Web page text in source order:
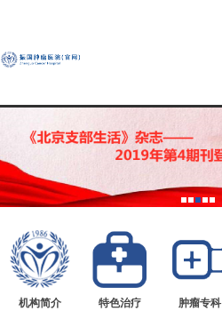
机构简介 特色治疗 肿瘤专科